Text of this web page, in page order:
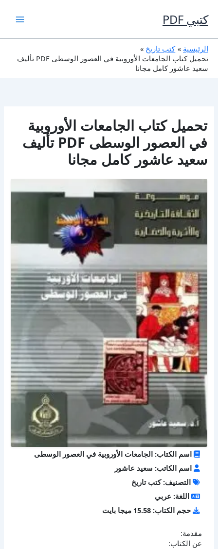
إلى
المحتوى
كتبي PDF
الرئيسية
كتب تاريخ
تحميل كتاب الجامعات الأوروبية في العصور الوسطى PDF تأليف
سعيد عاشور كامل مجانا
تحميل كتاب الجامعات الأوروبية
في العصور الوسطى PDF تأليف
سعيد عاشور كامل مجانا
اسم الكتاب: الجامعات الأوروبية في العصور الوسطى
اسم الكاتب: سعيد عاشور
التصنيف: كتب تاريخ
اللغة: عربي
حجم الكتاب: 15.58 ميجا بايت
مقدمة:
عن الكتاب: